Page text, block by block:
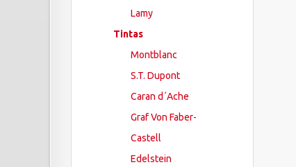
Lamy
Tintas
Montblanc
S.T. Dupont
Caran d´Ache
Graf Von Faber-
Castell
Edelstein